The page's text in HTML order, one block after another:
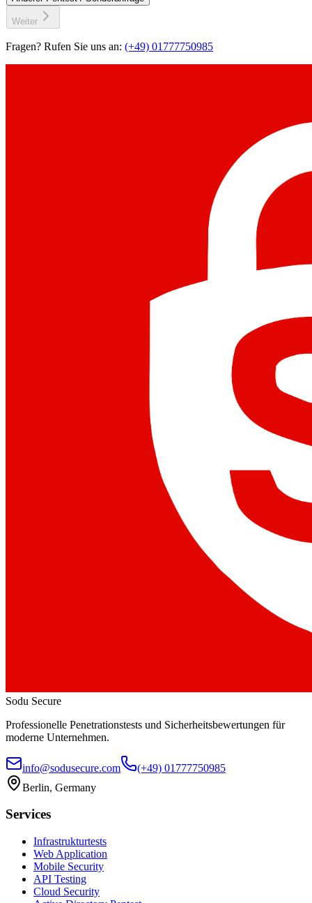
Weiter
Fragen? Rufen Sie uns an: (+49) 01777750985
Sodu Secure
Professionelle Penetrationstests und Sicherheitsbewertungen für
moderne Unternehmen.
info@sodusecure.com
(+49) 01777750985
Berlin, Germany
Services
Infrastrukturtests
Web Application
Mobile Security
API Testing
Cloud Security